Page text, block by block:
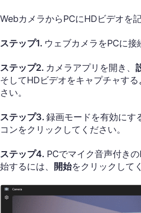
WebカメラからPCにHDビデオを
ステップ1. ウェブカメラをPCに接
ステップ2. カメラアプリを開き、
そしてHDビデオをキャプチャす
さい。
ステップ3. 録画モードを有効にす
コンをクリックしてください。
ステップ4. PCでマイク音声付き
始するには、
開始をクリックして